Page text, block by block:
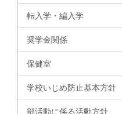
転入学・編入学
奨学金関係
保健室
学校いじめ防止基本方針
部活動に係る活動方針